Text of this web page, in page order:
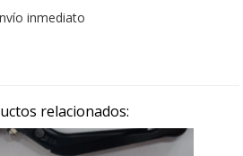
inmediato
relacionados: